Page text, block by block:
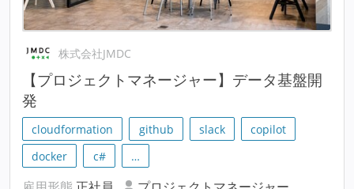
株式会社JMDC
【プロジェクトマネージャー】データ基盤開
発
cloudformation github slack
copilot
docker
c# …